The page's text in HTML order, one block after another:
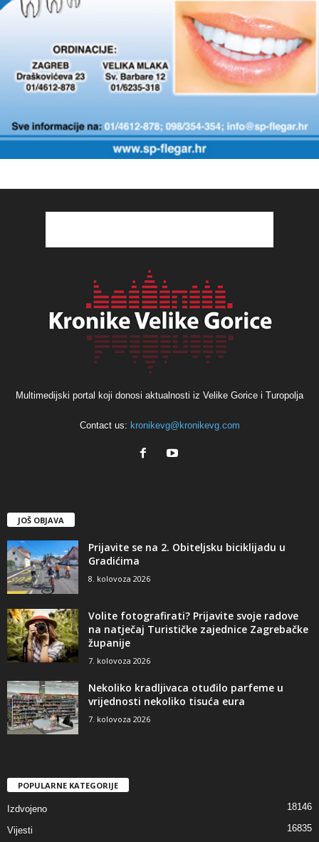
Multimedijski portal koji donosi aktualnosti iz Velike Gorice i Turopolja
Contact us: kronikevg@kronikevg.com
JOŠ OBJAVA
Prijavite se na 2. Obiteljsku biciklijadu u
Gradićima
8. kolovoza 2026
Volite fotografirati? Prijavite svoje radove
na natječaj Turističke zajednice Zagrebačke
županije
7. kolovoza 2026
Nekoliko kradljivaca otuđilo parfeme u
vrijednosti nekoliko tisuća eura
7. kolovoza 2026
POPULARNE KATEGORIJE
Izdvojeno 18146
Vijesti 16835